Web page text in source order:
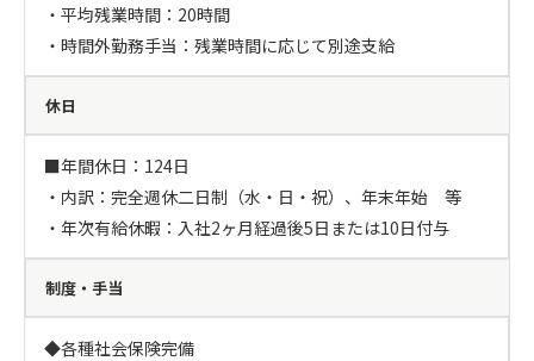
・平均残業時間：20時間
・時間外勤務手当：残業時間に応じて別途支給
休日
■年間休日：124日
・内訳：完全週休二日制（水・日・祝）、年末年始　等
・年次有給休暇：入社2ヶ月経過後5日または10日付与
制度・手当
◆各種社会保険完備